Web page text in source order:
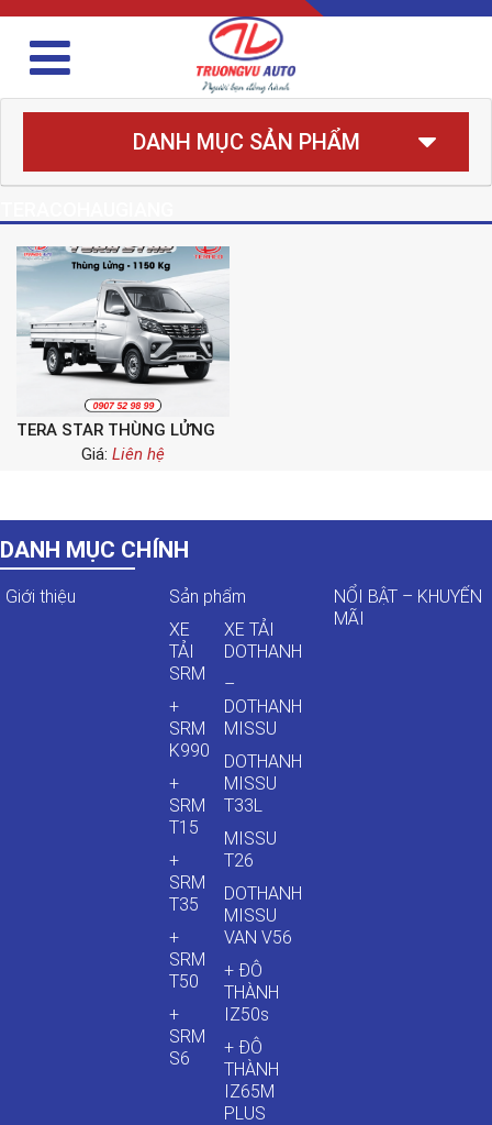
DANH MỤC SẢN PHẨM
TERA STAR THÙNG LỬNG
Giá: Liên hệ
DANH MỤC CHÍNH
Giới thiệu
Sản phẩm
XE
TẢI
SRM
+
SRM
K990
+
SRM
T15
+
SRM
T35
+
SRM
T50
+
SRM
S6
XE TẢI
DOTHANH
–
DOTHANH
MISSU
DOTHANH
MISSU
T33L
MISSU
T26
DOTHANH
MISSU
VAN V56
+ ĐÔ
THÀNH
IZ50s
+ ĐÔ
THÀNH
IZ65M
PLUS
NỔI BẬT – KHUYẾN
MÃI